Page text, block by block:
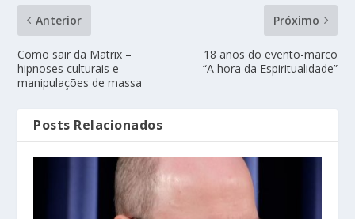
Anterior
Como sair da Matrix –
hipnoses culturais e
manipulações de massa
Próximo
18 anos do evento-marco
“A hora da Espiritualidade”
Posts Relacionados